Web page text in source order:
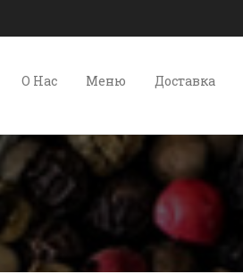
О Нас Меню Доставка